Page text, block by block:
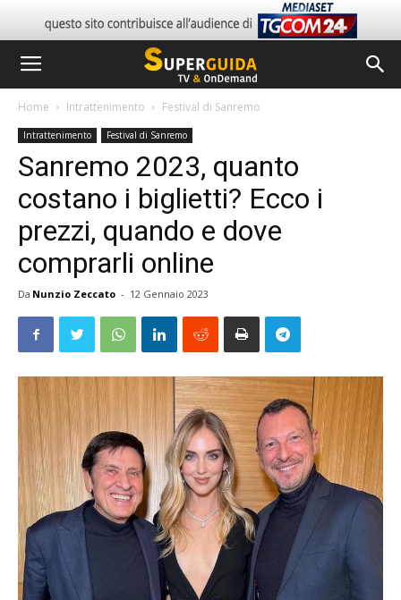
Home Intrattenimento Festival di Sanremo
Intrattenimento Festival di Sanremo
Sanremo 2023, quanto
costano i biglietti? Ecco i
prezzi, quando e dove
comprarli online
Da Nunzio Zeccato - 12 Gennaio 2023